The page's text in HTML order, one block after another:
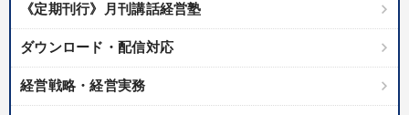
《定期刊行》月刊講話経営塾
ダウンロード・配信対応
経営戦略・経営実務